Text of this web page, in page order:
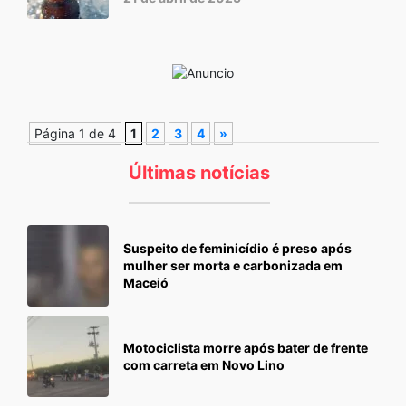
Página 1 de 4 1 2 3 4 »
Últimas notícias
Suspeito de feminicídio é preso após
mulher ser morta e carbonizada em
Maceió
Motociclista morre após bater de frente
com carreta em Novo Lino